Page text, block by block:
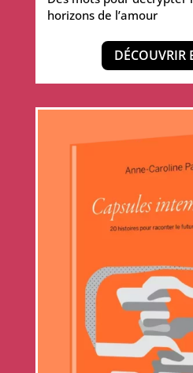
horizons de l’amour
DÉCOUVRIR